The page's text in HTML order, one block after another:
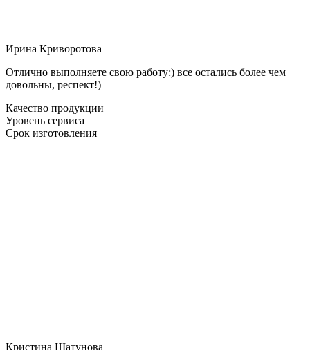
Ирина Криворотова
Отлично выполняете свою работу:) все остались более чем
довольны, респект!)
Качество продукции
Уровень сервиса
Срок изготовления
Кристина Шатунова